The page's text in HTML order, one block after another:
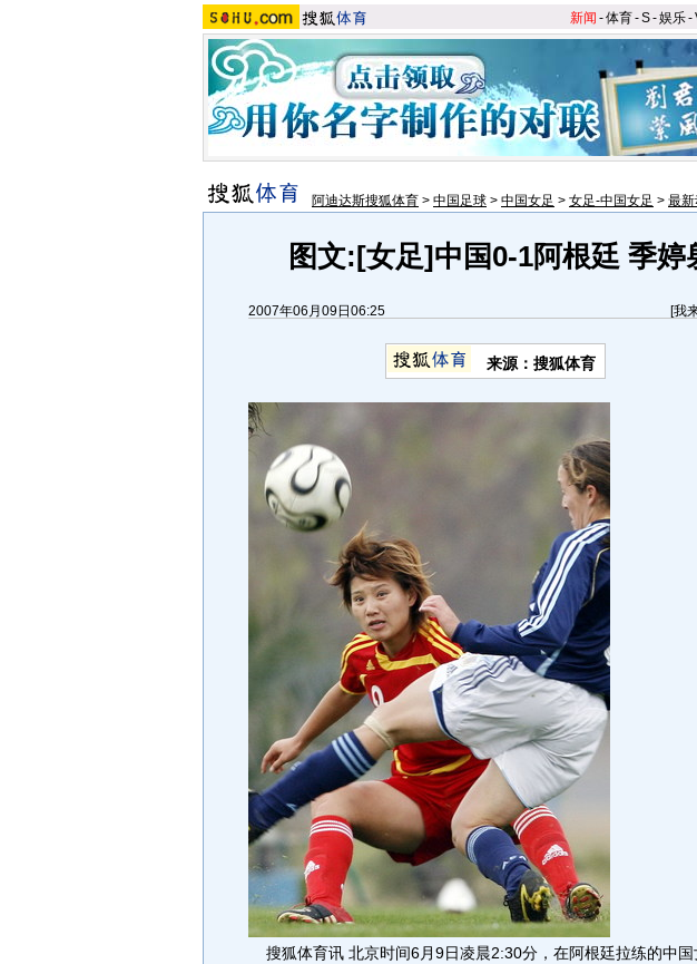
新闻 -体育-S-娱乐-
阿迪达斯搜狐体育 > 中国足球 > 中国女足 > 女足-中国女足 > 最
图文:[女足]中国0-1阿根廷 季婷
2007年06月09日06:25 [我
来源：搜狐体育
搜狐体育讯 北京时间6月9日凌晨2:30分，在阿根廷拉练的中国